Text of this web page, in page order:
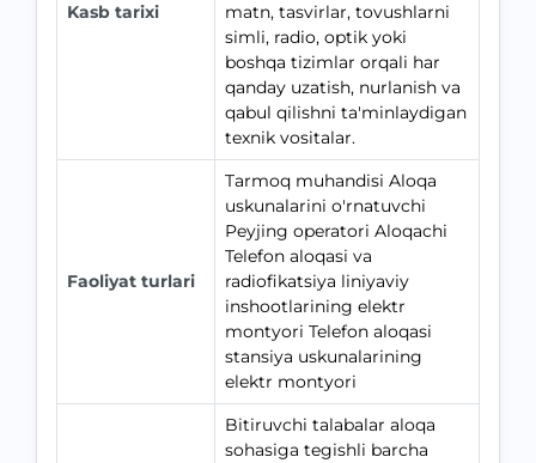
Kasb tarixi
matn, tasvirlar, tovushlarni
simli, radio, optik yoki
boshqa tizimlar orqali har
qanday uzatish, nurlanish va
qabul qilishni ta'minlaydigan
texnik vositalar.
Faoliyat turlari
Tarmoq muhandisi Aloqa
uskunalarini o'rnatuvchi
Peyjing operatori Aloqachi
Telefon aloqasi va
radiofikatsiya liniyaviy
inshootlarining elektr
montyori Telefon aloqasi
stansiya uskunalarining
elektr montyori
Bitiruvchi talabalar aloqa
sohasiga tegishli barcha